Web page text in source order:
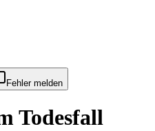
Fehler melden
Todesfall